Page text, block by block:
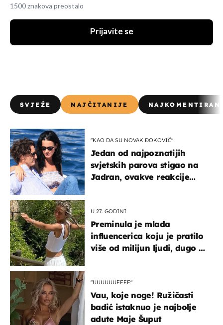
1500 znakova preostalo
Prijavite se
SVJEŽE NAJČITANIJE
"KAO DA SU NOVAK ĐOKOVIĆ"
Jedan od najpoznatijih
svjetskih parova stigao na
Jadran, ovakve reakcije
U 27. GODINI
Preminula je mlada
influencerica koju je pratilo
više od milijun ljudi, dugo se
"UUUUUUFFFF"
Vau, koje noge! Ružičasti
badić istaknuo je najbolje
adute Maje Šuput